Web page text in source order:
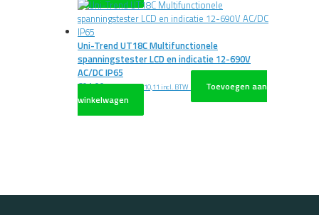
Uni-Trend UT18C Multifunctionele
spanningstester LCD en indicatie 12-690V
AC/DC IP65
€91,00 excl. BTW€110,11 incl. BTW
Toevoegen aan
winkelwagen